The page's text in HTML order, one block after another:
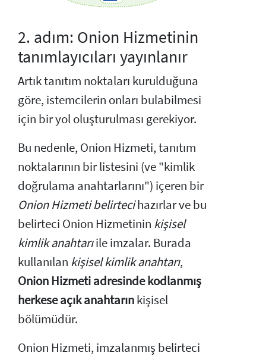
2. adım: Onion Hizmetinin
tanımlayıcıları yayınlanır
Artık tanıtım noktaları kurulduğuna
göre, istemcilerin onları bulabilmesi
için bir yol oluşturulması gerekiyor.
Bu nedenle, Onion Hizmeti, tanıtım
noktalarının bir listesini (ve "kimlik
doğrulama anahtarlarını") içeren bir
Onion Hizmeti belirtecihazırlar ve bu
belirteci Onion Hizmetinin kişisel
kimlik anahtarıile imzalar. Burada
kullanılan kişisel kimlik anahtarı,
Onion Hizmeti adresinde kodlanmış
herkese açık anahtarınkişisel
bölümüdür.
Onion Hizmeti, imzalanmış belirteci